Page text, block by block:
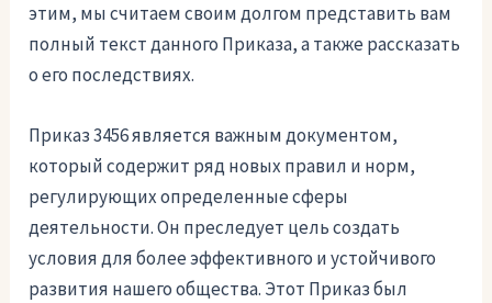
этим, мы считаем своим долгом представить вам
полный текст данного Приказа, а также рассказать
о его последствиях.
Приказ 3456 является важным документом,
который содержит ряд новых правил и норм,
регулирующих определенные сферы
деятельности. Он преследует цель создать
условия для более эффективного и устойчивого
развития нашего общества. Этот Приказ был